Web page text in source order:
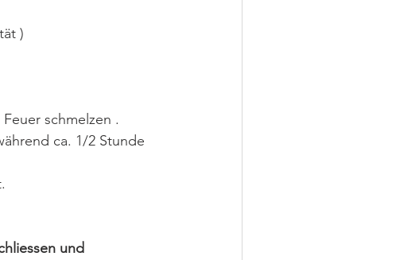
)
schmelzen .
ca. 1/2 Stunde
und